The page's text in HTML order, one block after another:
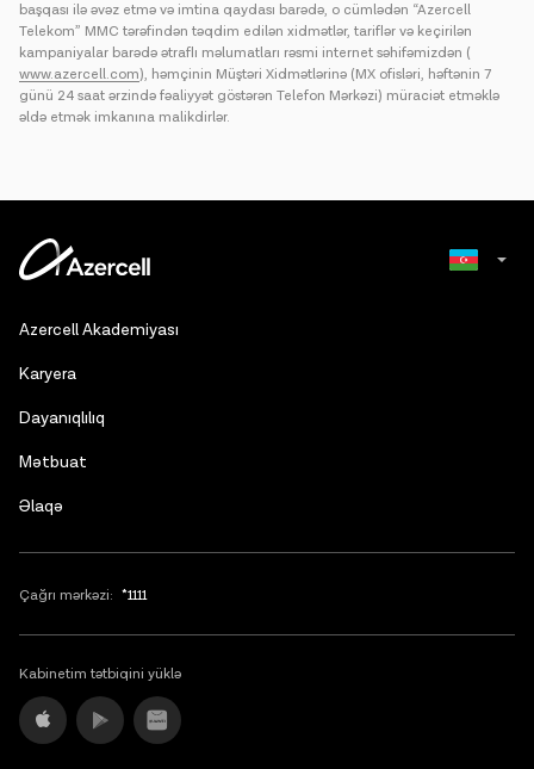
başqası ilə əvəz etmə və imtina qaydası barədə, o cümlədən “Azercell
Telekom” MMC tərəfindən təqdim edilən xidmətlər, tariflər və keçirilən
kampaniyalar barədə ətraflı məlumatları rəsmi internet səhifəmizdən (
www.azercell.com), həmçinin Müştəri Xidmətlərinə (MX ofisləri, həftənin 7
günü 24 saat ərzində fəaliyyət göstərən Telefon Mərkəzi) müraciət etməklə
əldə etmək imkanına malikdirlər.
Azercell Akademiyası
Karyera
Dayanıqlılıq
Mətbuat
Əlaqə
Çağrı mərkəzi: *1111
Kabinetim tətbiqini yüklə